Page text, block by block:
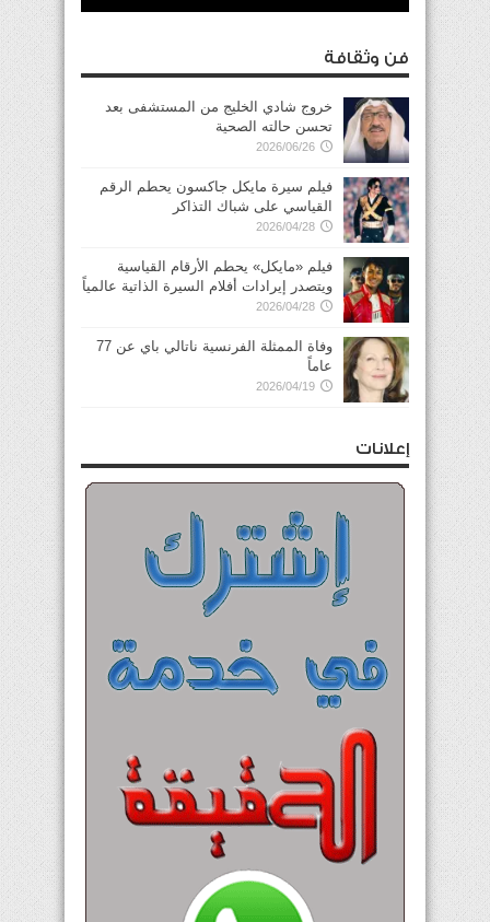
فن وثقافة
خروج شادي الخليج من المستشفى بعد
تحسن حالته الصحية
2026/06/26
فيلم سيرة مايكل جاكسون يحطم الرقم
القياسي على شباك التذاكر
2026/04/28
فيلم «مايكل» يحطم الأرقام القياسية
ويتصدر إيرادات أفلام السيرة الذاتية عالمياً
2026/04/28
وفاة الممثلة الفرنسية ناتالي باي عن 77
عاماً
2026/04/19
إعلانات